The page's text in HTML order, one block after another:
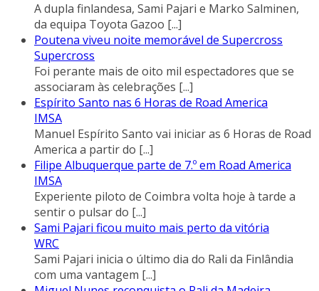
A dupla finlandesa, Sami Pajari e Marko Salminen,
da equipa Toyota Gazoo [...]
Poutena viveu noite memorável de Supercross
Supercross
Foi perante mais de oito mil espectadores que se
associaram às celebrações [...]
Espírito Santo nas 6 Horas de Road America
IMSA
Manuel Espírito Santo vai iniciar as 6 Horas de Road
America a partir do [...]
Filipe Albuquerque parte de 7.º em Road America
IMSA
Experiente piloto de Coimbra volta hoje à tarde a
sentir o pulsar do [...]
Sami Pajari ficou muito mais perto da vitória
WRC
Sami Pajari inicia o último dia do Rali da Finlândia
com uma vantagem [...]